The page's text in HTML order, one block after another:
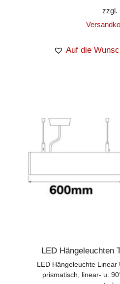
zzgl.
Auf die
LED Hängeleuchten
LED Hängeleuchte Linear
prismatisch, linear- u.